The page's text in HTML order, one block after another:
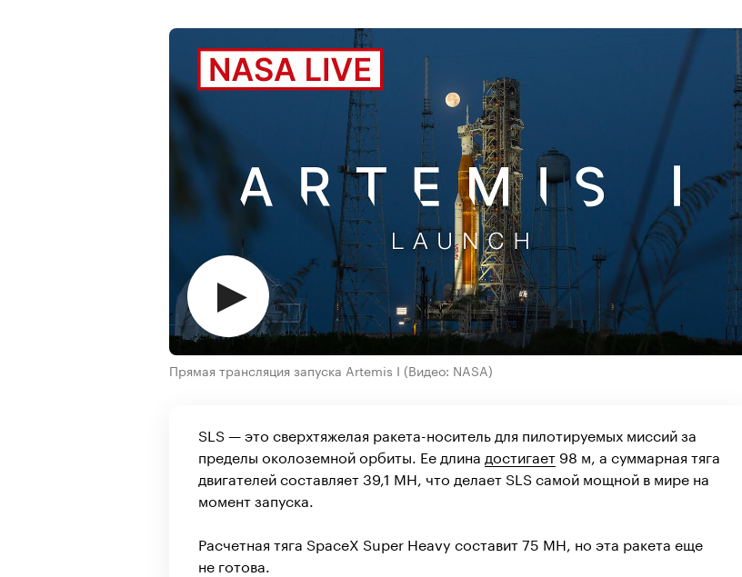
Прямая трансляция запуска Artemis I (Видео: NASA)
SLS — это сверхтяжелая ракета-носитель для пилотируемых миссий за
пределы околоземной орбиты. Ее длина достигает 98 м, а суммарная тяга
двигателей составляет 39,1 МН, что делает SLS самой мощной в мире на
момент запуска.
Расчетная тяга SpaceX Super Heavy составит 75 МН, но эта ракета еще
не готова.